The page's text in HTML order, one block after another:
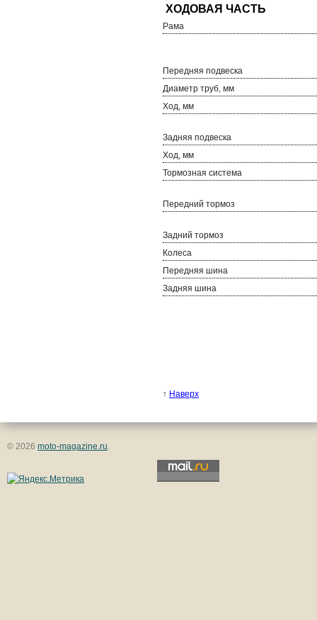
Рама
Передняя подвеска
Диаметр труб, мм
Ход, мм
Задняя подвеска
Ход, мм
Тормозная система
Передний тормоз
Задний тормоз
Колеса
Передняя шина
Задняя шина
↑ Наверх
© 2026 moto-magazine.ru